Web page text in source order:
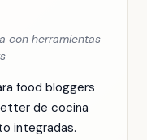
con herramientas
food bloggers
de cocina
integradas.